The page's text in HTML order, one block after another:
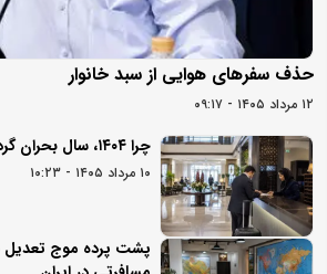
حذف سفرهای هوایی از سبد خانوار
۱۲ مرداد ۱۴۰۵ - ۰۹:۱۷
چرا ۱۴۰۴، سال بحران گردشگری بود؟
۱۰ مرداد ۱۴۰۵ - ۱۰:۲۳
پشت پرده موج تعدیل